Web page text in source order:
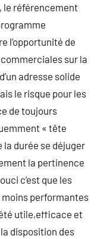
le référencement
l’opportunité de
sur la
adresse solide
le risque pour les
de toujours
« tête
la durée se déjuger
la pertinence
c’est que les
performantes
été utile,efficace et
disposition des